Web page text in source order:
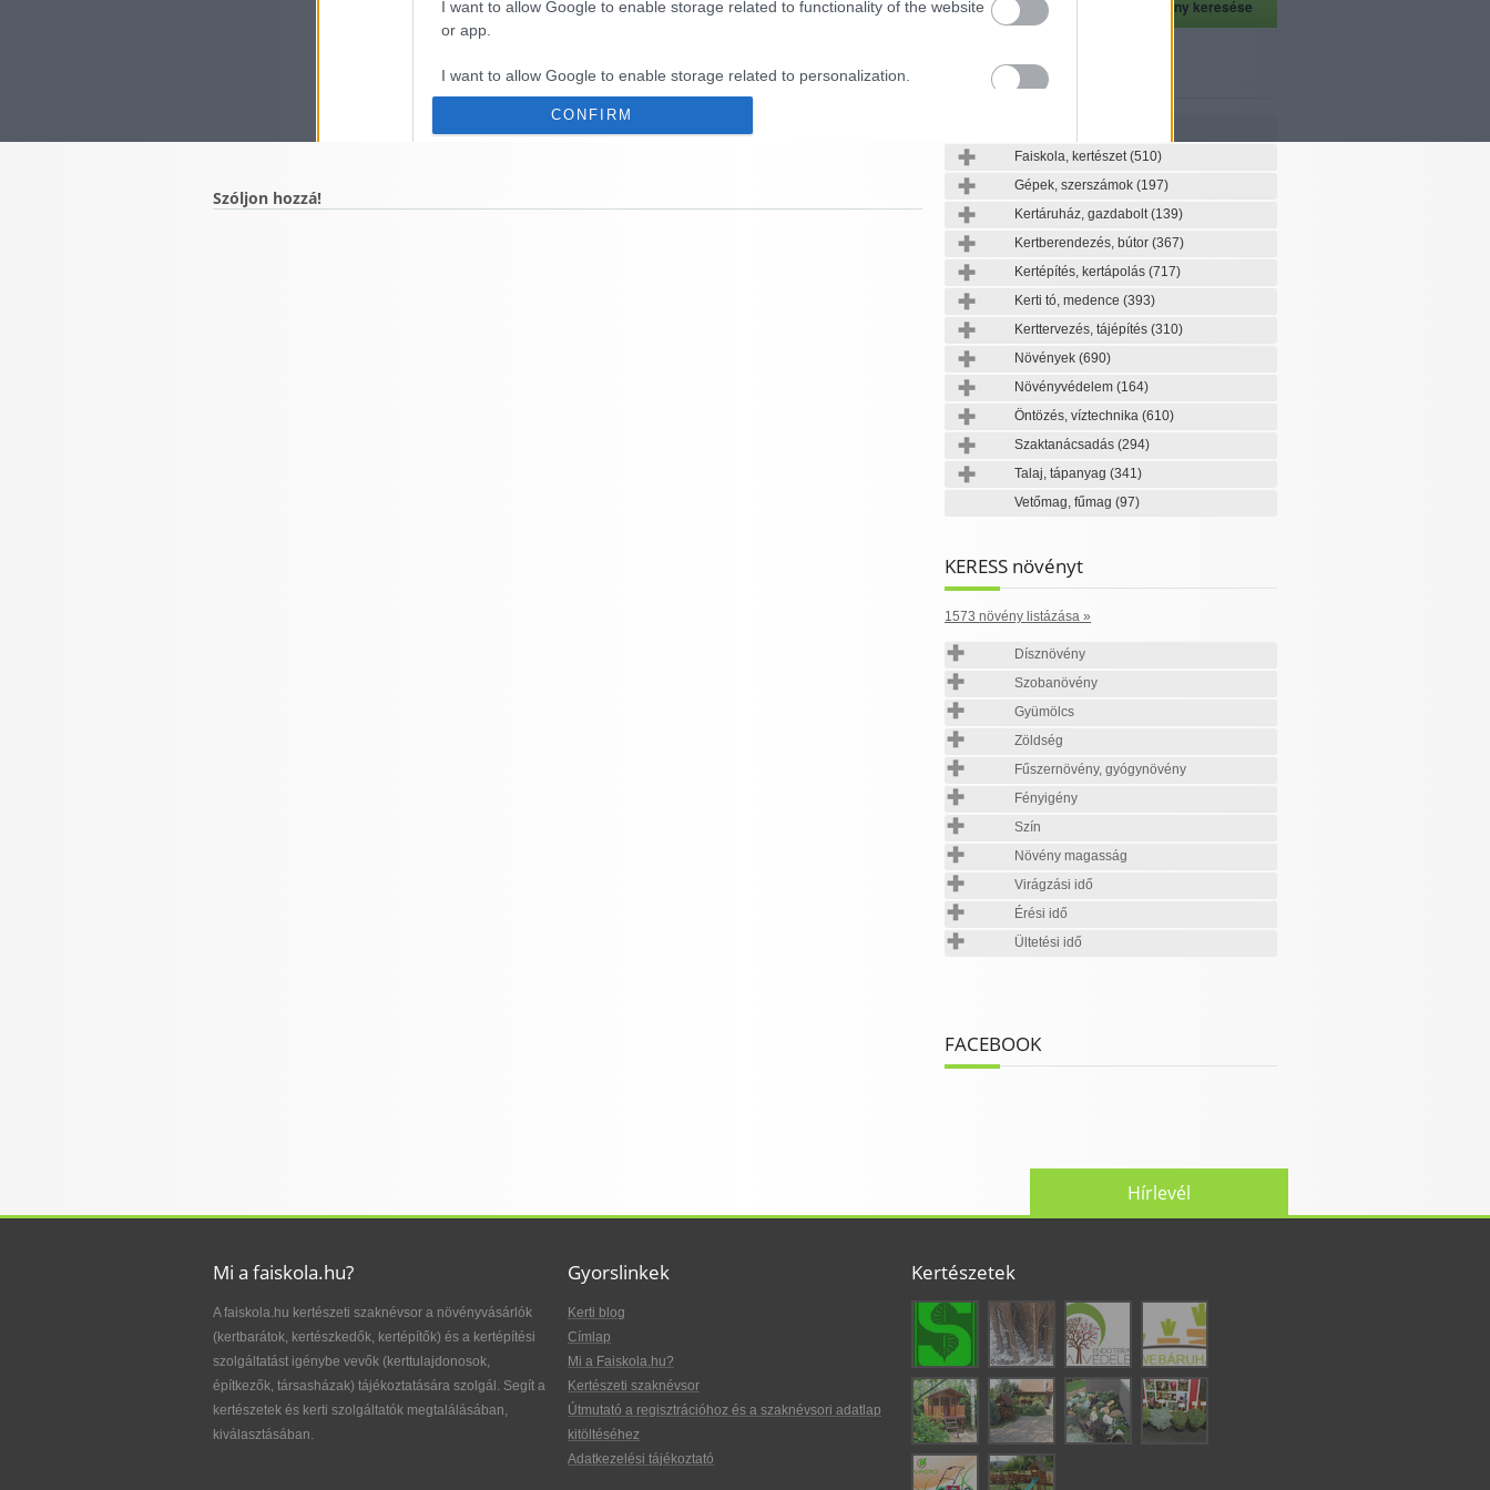
I want to allow Google to enable storage related to functionality of the website
or app.
I want to allow Google to enable storage related to personalization.
authentication functionality and fraud prevention, and other user protection.
CONFIRM
Szóljon hozzá!
Kertészeti szaknévsor
Faiskola, kertészet(510)
Gépek, szerszámok (197)
Kertáruház, gazdabolt(139)
Kertberendezés, bútor (367)
Kertépítés, kertápolás (717)
Kerti tó, medence (393)
Kerttervezés, tájépítés (310)
Növények (690)
Növényvédelem (164)
Öntözés, víztechnika (610)
Szaktanácsadás (294)
Talaj, tápanyag (341)
Vetőmag, fűmag (97)
KERESS növényt
1573 növény listázása »
Dísznövény
Szobanövény
Gyümölcs
Zöldség
Fűszernövény, gyógynövény
Fényigény
Szín
Növény magasság
Virágzási idő
Érési idő
Ültetési idő
FACEBOOK
Hírlevél
Mi a faiskola.hu?
A faiskola.hu kertészeti szaknévsor a növényvásárlók
(kertbarátok, kertészkedők, kertépítők) és a kertépítési
szolgáltatást igénybe vevők (kerttulajdonosok,
építkezők, társasházak) tájékoztatására szolgál. Segít a
kertészetek és kerti szolgáltatók megtalálásában,
kiválasztásában.
Gyorslinkek
Kerti blog
Címlap
Mi a Faiskola.hu?
Kertészeti szaknévsor
Útmutató a regisztrációhoz és a szaknévsori adatlap
kitöltéséhez
Adatkezelési tájékoztató
Kertészetek